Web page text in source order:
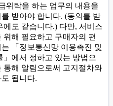
위탁을 하는 업무의 내용을
받아야 합니다. (동의를 받
에도 같습니다.) 다만, 서비스
해 필요하고 구매자의 편
「 정보통신망 이용촉진 및
」 에서 정하고 있는 방법으
통해 알림으로써 고지절차와
됩니다.